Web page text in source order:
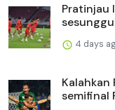
Pratinjau
4 days
Kalahkan
semifinal